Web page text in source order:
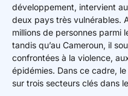
développement, intervient
deux pays très vulnérables.
millions de personnes parmi
tandis qu’au Cameroun, il
confrontées à la violence,
épidémies. Dans ce cadre,
sur trois secteurs clés dans